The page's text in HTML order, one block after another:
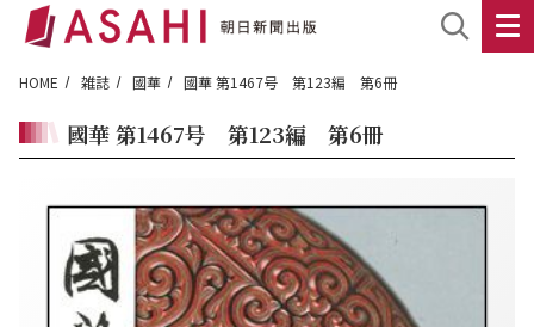
HOME 雑誌 國華 國華 第1467号 第123編 第6冊
國華 第1467号 第123編 第6冊